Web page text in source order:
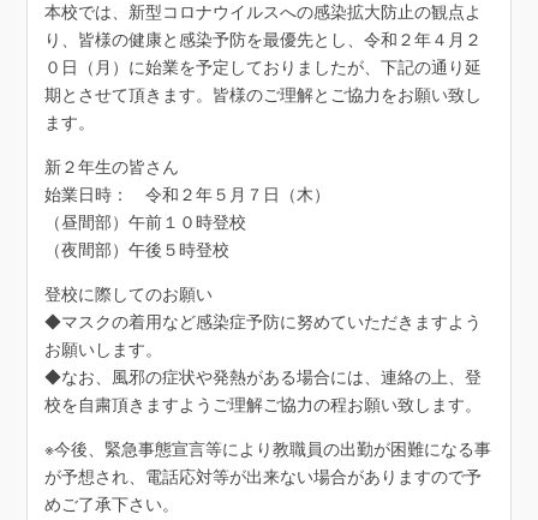
本校では、新型コロナウイルスへの感染拡大防止の観点よ
り、皆様の健康と感染予防を最優先とし、令和２年４月２
０日（月）に始業を予定しておりましたが、下記の通り延
期とさせて頂きます。皆様のご理解とご協力をお願い致し
ます。
新２年生の皆さん
始業日時： 令和２年５月７日（木）
（昼間部）午前１０時登校
（夜間部）午後５時登校
登校に際してのお願い
◆マスクの着用など感染症予防に努めていただきますよう
お願いします。
◆なお、風邪の症状や発熱がある場合には、連絡の上、登
校を自粛頂きますようご理解ご協力の程お願い致します。
※今後、緊急事態宣言等により教職員の出勤が困難になる事
が予想され、電話応対等が出来ない場合がありますので予
めご了承下さい。